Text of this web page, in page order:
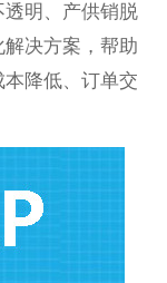
明、产供销脱
决方案，帮助
降低、订单交